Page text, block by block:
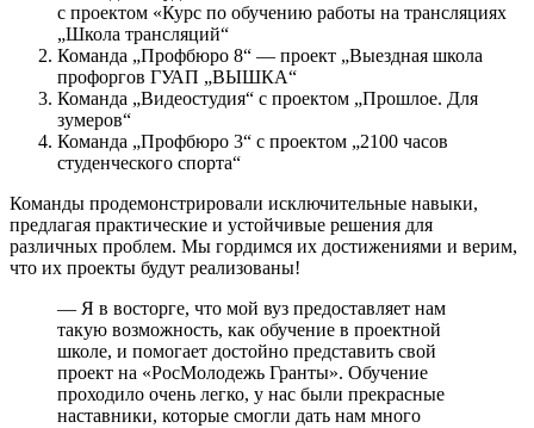
с проектом «Курс по обучению работы на трансляциях
„Школа трансляций“
Команда „Профбюро 8“ — проект „Выездная школа
профоргов ГУАП „ВЫШКА“
Команда „Видеостудия“ с проектом „Прошлое. Для
зумеров“
Команда „Профбюро 3“ с проектом „2100 часов
студенческого спорта“
Команды продемонстрировали исключительные навыки,
предлагая практические и устойчивые решения для
различных проблем. Мы гордимся их достижениями и верим,
что их проекты будут реализованы!
— Я в восторге, что мой вуз предоставляет нам
такую возможность, как обучение в проектной
школе, и помогает достойно представить свой
проект на «РосМолодежь Гранты». Обучение
проходило очень легко, у нас были прекрасные
наставники, которые смогли дать нам много